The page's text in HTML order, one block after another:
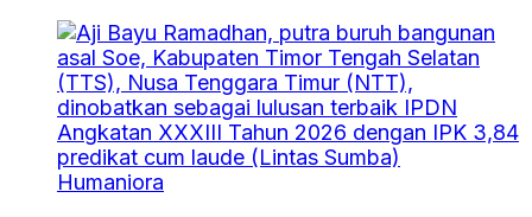
Humaniora